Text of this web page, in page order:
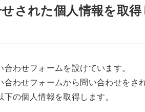
された個人情報を取
わせフォームを設けています。
合わせフォームから問い合わせをさ
の個人情報を取得します。